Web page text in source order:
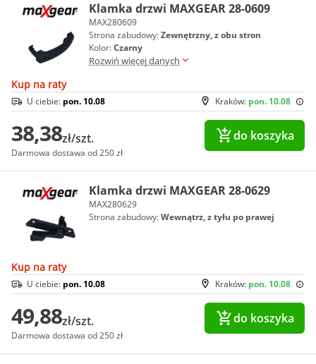
Klamka drzwi MAXGEAR 28-0609
MAX280609
Strona zabudowy:Zewnętrzny, z obu stron
Kolor:Czarny
Rozwiń więcej danych
Kup na raty
Kraków: pon. 10.08
U ciebie: pon. 10.08
38,38zł/szt.
Darmowa dostawa od 250 zł
do koszyka
Klamka drzwi MAXGEAR 28-0629
MAX280629
Strona zabudowy:Wewnątrz, z tyłu po prawej
Kup na raty
Kraków: pon. 10.08
U ciebie: pon. 10.08
49,88zł/szt.
Darmowa dostawa od 250 zł
do koszyka